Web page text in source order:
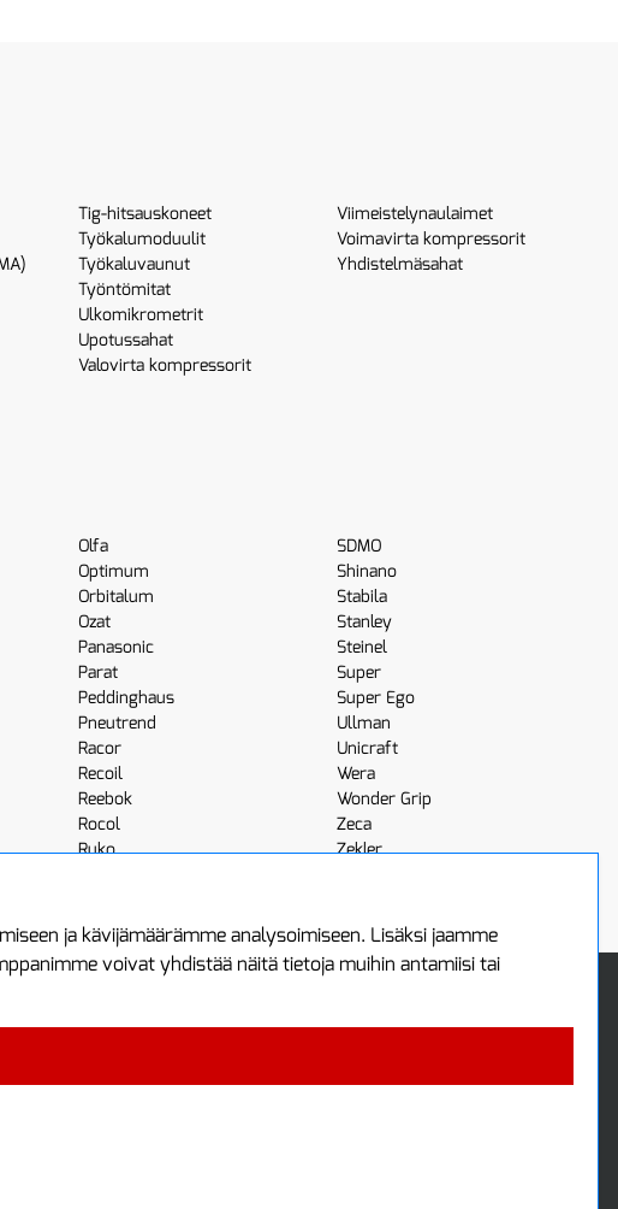
Tig-hitsauskoneet
Työkalumoduulit
Työkaluvaunut
Työntömitat
Ulkomikrometrit
Upotussahat
Valovirta kompressorit
Viimeistelynaulaimet
Voimavirta kompressorit
Yhdistelmäsahat
Olfa
Optimum
Orbitalum
Ozat
Panasonic
Parat
Peddinghaus
Pneutrend
Racor
Recoil
Reebok
Rocol
Ruko
SDMO
Shinano
Stabila
Stanley
Steinel
Super
Super Ego
Ullman
Unicraft
Wera
Wonder Grip
Zeca
Zekler
Oy
13
Uutiskirje
Tilaa maksuton uutiskirjeemme
ja kävijämäärämme analysoimiseen. Lisäksi jaamme
voivat yhdistää näitä tietoja muihin antamiisi tai